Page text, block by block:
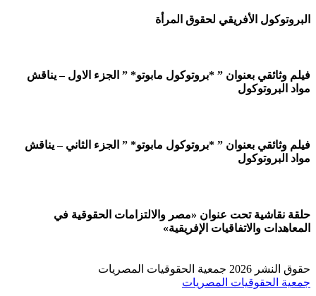
الأفريقي لحقوق المرأة
وثائقي بعنوان ” *بروتوكول مابوتو* ” الجزء الاول – يناقش
البروتوكول
وثائقي بعنوان ” *بروتوكول مابوتو* ” الجزء الثاني – يناقش
البروتوكول
نقاشية تحت عنوان «مصر والالتزامات الحقوقية في
والاتفاقيات الإفريقية»
النشر 2026 جمعية الحقوقيات المصريات
الحقوقيات المصريات